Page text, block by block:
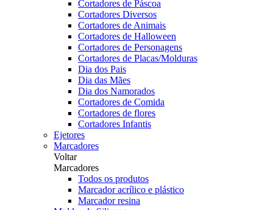
Cortadores de Páscoa
Cortadores Diversos
Cortadores de Animais
Cortadores de Halloween
Cortadores de Personagens
Cortadores de Placas/Molduras
Dia dos Pais
Dia das Mães
Dia dos Namorados
Cortadores de Comida
Cortadores de flores
Cortadores Infantis
Ejetores
Marcadores
Voltar
Marcadores
Todos os produtos
Marcador acrílico e plástico
Marcador resina